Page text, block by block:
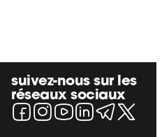
suivez-nous sur les
réseaux sociaux